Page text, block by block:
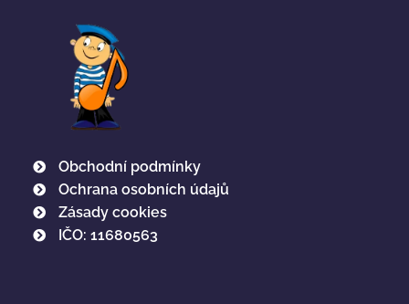
Obchodní podmínky
Ochrana osobních údajů
Zásady cookies
IČO: 11680563